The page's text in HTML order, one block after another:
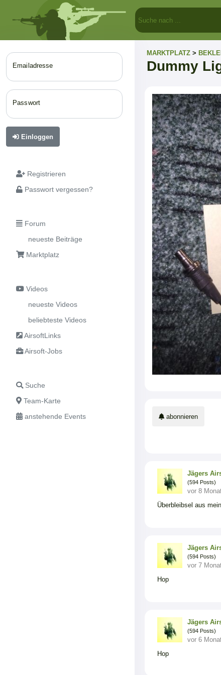
Emailadresse
Passwort
Einloggen
Registrieren
Passwort vergessen?
Forum
neueste Beiträge
Marktplatz
Videos
neueste Videos
beliebteste Videos
AirsoftLinks
Airsoft-Jobs
Suche
Team-Karte
anstehende Events
MARKTPLATZ >
Dummy
abonnieren
Jägers
(594 Posts)
vor 8
Überbleibsel aus
Jägers
(594 Posts)
vor 7
Hop
Jägers
(594 Posts)
vor 6
Hop